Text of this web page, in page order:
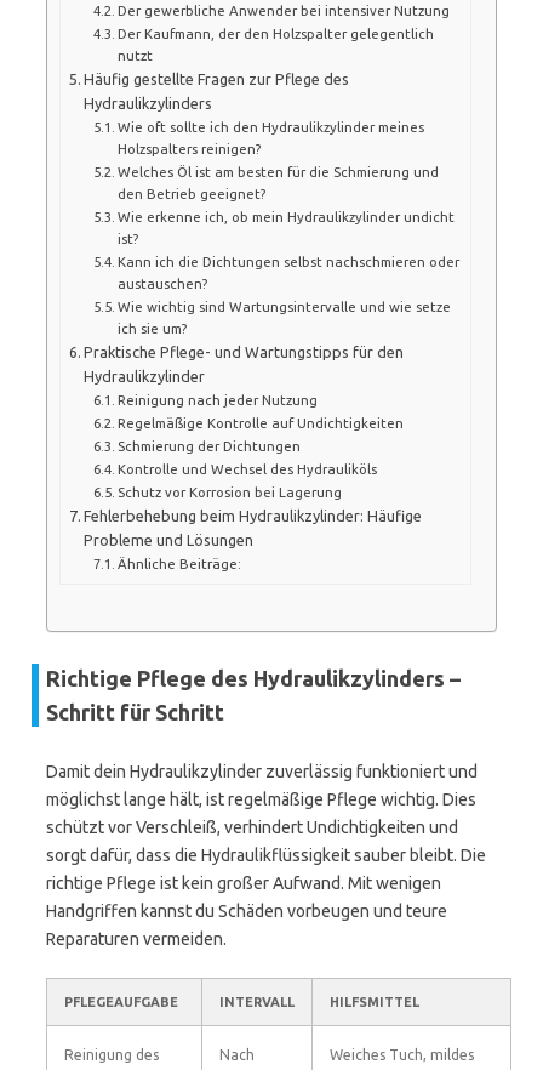
Der gewerbliche Anwender bei intensiver Nutzung
Der Kaufmann, der den Holzspalter gelegentlich
nutzt
Häufig gestellte Fragen zur Pflege des
Hydraulikzylinders
Wie oft sollte ich den Hydraulikzylinder meines
Holzspalters reinigen?
Welches Öl ist am besten für die Schmierung und
den Betrieb geeignet?
Wie erkenne ich, ob mein Hydraulikzylinder undicht
ist?
Kann ich die Dichtungen selbst nachschmieren oder
austauschen?
Wie wichtig sind Wartungsintervalle und wie setze
ich sie um?
Praktische Pflege- und Wartungstipps für den
Hydraulikzylinder
Reinigung nach jeder Nutzung
Regelmäßige Kontrolle auf Undichtigkeiten
Schmierung der Dichtungen
Kontrolle und Wechsel des Hydrauliköls
Schutz vor Korrosion bei Lagerung
Fehlerbehebung beim Hydraulikzylinder: Häufige
Probleme und Lösungen
Ähnliche Beiträge:
Richtige Pflege des Hydraulikzylinders –
Schritt für Schritt
Damit dein Hydraulikzylinder zuverlässig funktioniert und
möglichst lange hält, ist regelmäßige Pflege wichtig. Dies
schützt vor Verschleiß, verhindert Undichtigkeiten und
sorgt dafür, dass die Hydraulikflüssigkeit sauber bleibt. Die
richtige Pflege ist kein großer Aufwand. Mit wenigen
Handgriffen kannst du Schäden vorbeugen und teure
Reparaturen vermeiden.
PFLEGEAUFGABE INTERVALL HILFSMITTEL
Reinigung des
Nach
Weiches Tuch, mildes